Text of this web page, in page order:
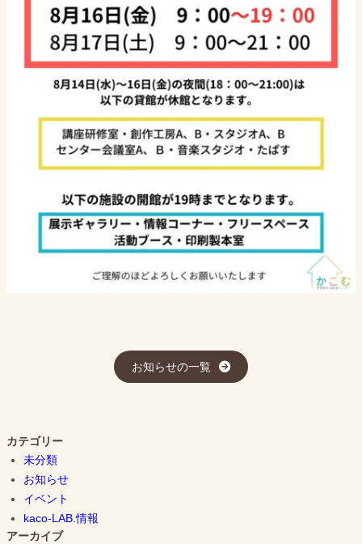
お知らせの一覧
カテゴリー
未分類
お知らせ
イベント
kaco-LAB.情報
アーカイブ